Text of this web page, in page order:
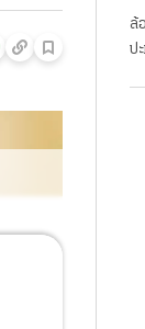
ล้
ป